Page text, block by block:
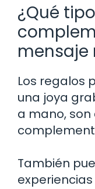
¿Qué
mensaje
Los regalos
una joya
a mano,
También